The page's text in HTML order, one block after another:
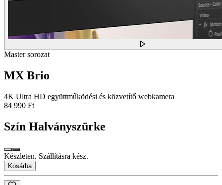
Master sorozat
MX Brio
4K Ultra HD együttműködési és közvetítő webkamera
84 990 Ft
Szín Halványszürke
Készleten. Szállításra kész.
Kosárba